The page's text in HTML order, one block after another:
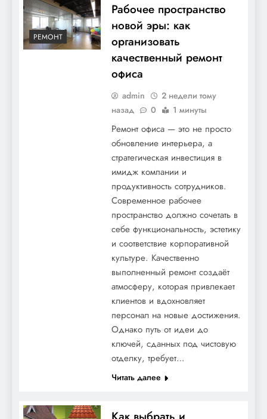
Сарай в уютный гнездышко: как
превратить старый сарай в стильный
Мембранная гидроизоляция:
Невидимый щит вашего здания в борьбе
РЕМОНТ
Рабочее пространство
новой эры: как
организовать
качественный ремонт
офиса
admin
2 недели тому
назад
0 1 минуты
Ремонт офиса — это не просто
обновление интерьера, а
стратегическая инвестиция в
имидж компании и
продуктивность сотрудников.
Современное рабочее
пространство должно сочетать в
себе функциональность, эстетику
и соответствие корпоративной
культуре. Качественно
выполненный ремонт создаёт
атмосферу, которая привлекает
клиентов и вдохновляет
персонал на новые достижения.
Однако путь от идеи до
ключей, сданных под чистовую
отделку, требует…
Читать далее